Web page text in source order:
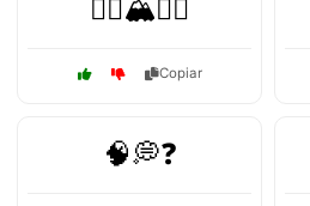
🧗‍♀️🏔️🚵‍♂️
Copiar
🧠💭❓